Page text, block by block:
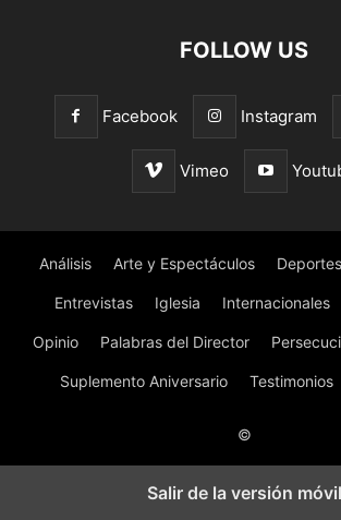
FOLLOW US
Facebook Instagram
Vimeo
Análisis Arte y Espectáculos Deportes
Entrevistas Iglesia Internacionales
Opinio Palabras del Director
Suplemento Aniversario Testimonios
©
Salir de la versión móvil